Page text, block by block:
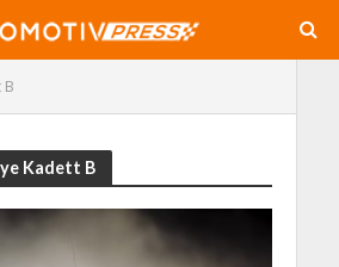
Kadett B